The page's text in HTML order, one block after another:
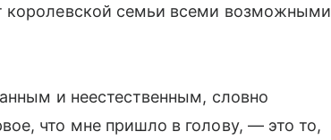
королевской семьи всеми возможными
и неестественным, словно
что мне пришло в голову, — это то,